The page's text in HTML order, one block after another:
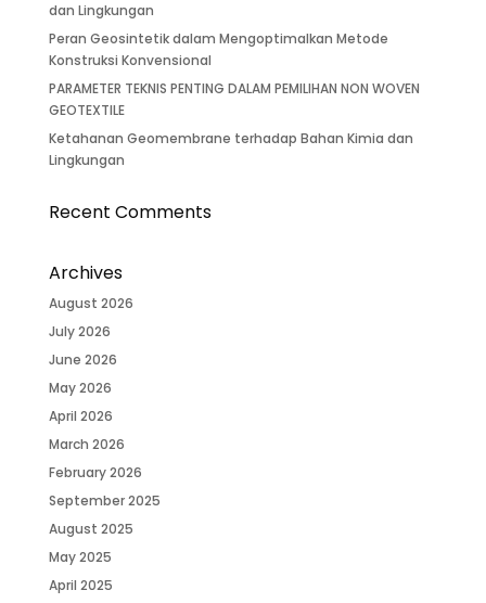
dan Lingkungan
Peran Geosintetik dalam Mengoptimalkan Metode
Konstruksi Konvensional
PARAMETER TEKNIS PENTING DALAM PEMILIHAN NON WOVEN
GEOTEXTILE
Ketahanan Geomembrane terhadap Bahan Kimia dan
Lingkungan
Recent Comments
Archives
August 2026
July 2026
June 2026
May 2026
April 2026
March 2026
February 2026
September 2025
August 2025
May 2025
April 2025